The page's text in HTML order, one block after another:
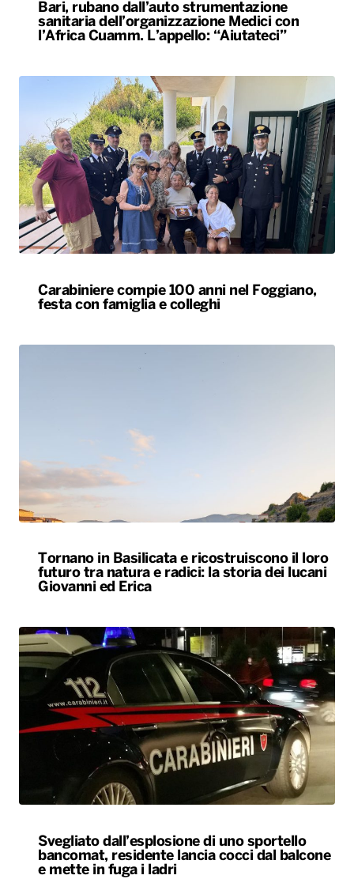
Bari, rubano dall’auto strumentazione
sanitaria dell’organizzazione Medici con
l’Africa Cuamm. L’appello: “Aiutateci”
Carabiniere compie 100 anni nel Foggiano,
festa con famiglia e colleghi
Tornano in Basilicata e ricostruiscono il loro
futuro tra natura e radici: la storia dei lucani
Giovanni ed Erica
Svegliato dall’esplosione di uno sportello
bancomat, residente lancia cocci dal balcone
e mette in fuga i ladri